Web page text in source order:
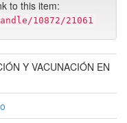
to this item:
10872/21061
Y VACUNACIÓN EN